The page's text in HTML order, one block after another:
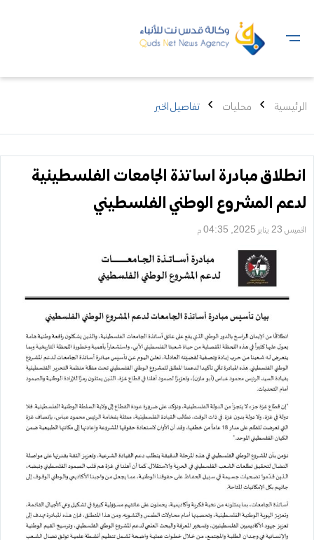
الرئيسية محليات تفاصيل الخبر
انطلاق مبادرة اساتذة الجامعات الفلسطينية
لدعم المشروع الوطني الفلسطيني
الخميس 23 يناير 2025, 04:35 م